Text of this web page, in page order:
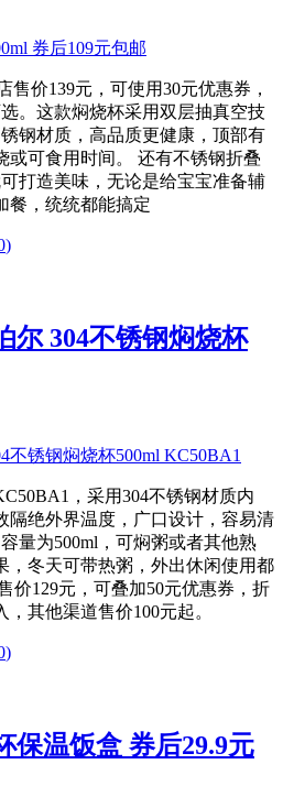
售价139元，可使用30元优惠券，
。这款焖烧杯采用双层抽真空技
钢材质，高品质更健康，顶部有
或可食用时间。 还有不锈钢折叠
打造美味，无论是给宝宝准备辅
餐，统统都能搞定
)
尔 304不锈钢焖烧杯
，采用304不锈钢材质内
隔绝外界温度，广口设计，容易清
量为500ml，可焖粥或者其他熟
，冬天可带热粥，外出休闲使用都
价129元，可叠加50元优惠券，折
其他渠道售价100元起。
)
保温饭盒 券后29.9元